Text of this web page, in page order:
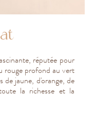
réputée pour
rouge profond au vert
de jaune, d'orange, de
la richesse et la